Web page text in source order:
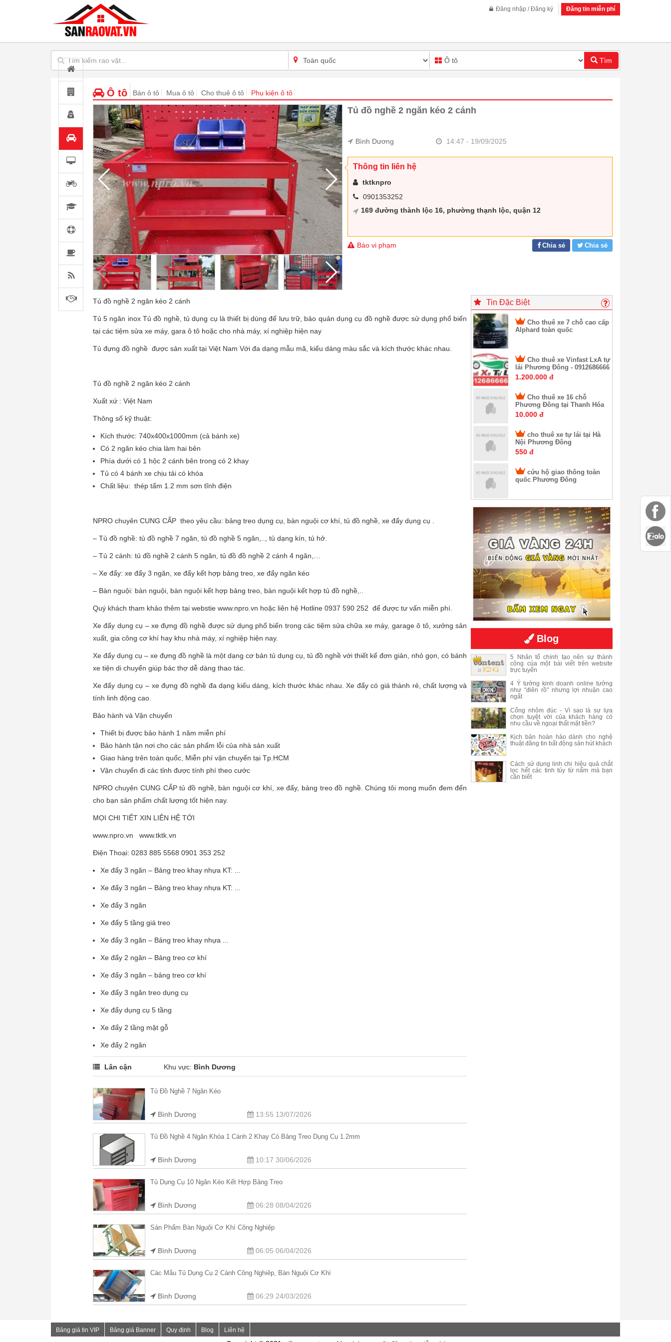
Đăng tin miễn phí
Đăng nhập / Đăng ký
Tìm
Ô tô Bán ô tô Mua ô tô Cho thuê ô tô Phụ kiện ô tô
Tủ đồ nghề 2 ngăn kéo 2 cánh
Bình Dương 14:47 - 19/09/2025
Thông tin liên hệ
tktknpro
0901353252
169 đường thành lộc 16, phường thạnh lộc, quận 12
Báo vi phạm Chia sẻ Chia sẻ
Tủ đồ nghề 2 ngăn kéo 2 cánh
Tủ 5 ngăn inox Tủ đồ nghề, tủ dụng cụ là thiết bị dùng để lưu trữ, bảo quản dụng cụ đồ nghề được sử dụng phổ biến
tại các tiệm sửa xe máy, gara ô tô hoặc cho nhà máy, xí nghiệp hiện nay
Tủ đựng đồ nghề được sản xuất tại Việt Nam Với đa dạng mẫu mã, kiểu dáng màu sắc và kích thước khác nhau.
Tủ đồ nghề 2 ngăn kéo 2 cánh
Xuất xứ : Việt Nam
Thông số kỹ thuật:
Kích thước: 740x400x1000mm (cả bánh xe)
Có 2 ngăn kéo chia làm hai bên
Phía dưới có 1 hộc 2 cánh bên trong có 2 khay
Tủ có 4 bánh xe chịu tải có khóa
Chất liệu: thép tấm 1.2 mm sơn tĩnh điện
NPRO chuyên CUNG CẤP theo yêu cầu: bảng treo dụng cụ, bàn nguội cơ khí, tủ đồ nghề, xe đẩy dụng cụ .
– Tủ đồ nghề: tủ đồ nghề 7 ngăn, tủ đồ nghề 5 ngăn,.., tủ dạng kín, tủ hở.
– Tủ 2 cánh: tủ đồ nghề 2 cánh 5 ngăn, tủ đồ đồ nghề 2 cánh 4 ngăn,…
– Xe đẩy: xe đẩy 3 ngăn, xe đẩy kết hợp bảng treo, xe đẩy ngăn kéo
– Bàn nguội: bàn nguội, bàn nguội kết hợp bảng treo, bàn nguội kết hợp tủ đồ nghề,..
Quý khách tham khảo thêm tại webstie www.npro.vn hoặc liên hệ Hotline 0937 590 252 để được tư vấn miễn phí.
Xe đẩy dụng cụ – xe đựng đồ nghề được sử dụng phổ biến trong các tiệm sửa chữa xe máy, garage ô tô, xưởng sản
xuất, gia công cơ khí hay khu nhà máy, xí nghiệp hiện nay.
Xe đẩy dụng cụ – xe đựng đồ nghề là một dạng cơ bản tủ dụng cụ, tủ đồ nghề với thiết kế đơn giản, nhỏ gọn, có bánh
xe tiện di chuyển giúp bác thợ dễ dàng thao tác.
Xe đẩy dụng cụ – xe đựng đồ nghề đa dạng kiểu dáng, kích thước khác nhau. Xe đẩy có giá thành rẻ, chất lượng và
tính linh động cao.
Bảo hành và Vận chuyển
Thiết bị được bảo hành 1 năm miễn phí
Bảo hành tận nơi cho các sản phẩm lỗi của nhà sản xuất
Giao hàng trên toàn quốc, Miễn phí vận chuyển tại Tp.HCM
Vận chuyển đi các tỉnh được tính phí theo cước
NPRO chuyên CUNG CẤP tủ đồ nghề, bàn nguội cơ khí, xe đẩy, bảng treo đồ nghề. Chúng tôi mong muốn đem đến
cho bạn sản phẩm chất lượng tốt hiện nay.
MỌI CHI TIẾT XIN LIÊN HỆ TỚI
www.npro.vn www.tktk.vn
Điện Thoại: 0283 885 5568 0901 353 252
Xe đẩy 3 ngăn – Bảng treo khay nhựa KT: ...
Xe đẩy 3 ngăn – Bảng treo khay nhựa KT: ...
Xe đẩy 3 ngăn
Xe đẩy 5 tầng giá treo
Xe đẩy 3 ngăn – Bảng treo khay nhựa ...
Xe đẩy 2 ngăn – Bảng treo cơ khí
Xe đẩy 3 ngăn – bảng treo cơ khí
Xe đẩy 3 ngăn treo dụng cụ
Xe đẩy dụng cụ 5 tầng
Xe đẩy 2 tầng mặt gỗ
Xe đẩy 2 ngăn
Lân cận Khu vực: Bình Dương
Tủ Đồ Nghề 7 Ngăn Kéo
Bình Dương 13:55 13/07/2026
Tủ Đồ Nghề 4 Ngăn Khóa 1 Cánh 2 Khay Có Bảng Treo Dụng Cụ 1.2mm
Bình Dương 10:17 30/06/2026
Tủ Dụng Cụ 10 Ngăn Kéo Kết Hợp Bảng Treo
Bình Dương 06:28 08/04/2026
Sản Phẩm Bàn Nguội Cơ Khí Công Nghiệp
Bình Dương 06:05 06/04/2026
Các Mẫu Tủ Dụng Cụ 2 Cánh Công Nghiêp, Bàn Nguội Cơ Khí
Bình Dương 06:29 24/03/2026
Tin Đặc Biệt
Cho thuê xe 7 chỗ cao cấp
Alphard toàn quốc
Cho thuê xe Vinfast LxA tự
lái Phương Đông - 0912686666
1.200.000 đ
Cho thuê xe 16 chỗ
Phương Đông tại Thanh Hóa
10.000 đ
cho thuê xe tự lái tại Hà
Nội Phương Đông
550 đ
cứu hộ giao thông toàn
quốc Phương Đông
Blog
5 Nhân tố chính tạo nên sự thành
công của một bài viết trên website
trực tuyến
4 Ý tưởng kinh doanh online tưởng
như "điên rồ" nhưng lợi nhuận cao
ngất
Cổng nhôm đúc - Vì sao là sự lựa
chọn tuyệt vời của khách hàng có
nhu cầu về ngoại thất mặt tiền?
Kịch bản hoàn hảo dành cho nghệ
thuật đăng tin bất động sản hút khách
Cách sử dụng linh chi hiệu quả chắt
lọc hết các tinh túy từ nấm mà bạn
cần biết
Bảng giá tin VIP Bảng giá Banner Quy định Blog Liên hệ